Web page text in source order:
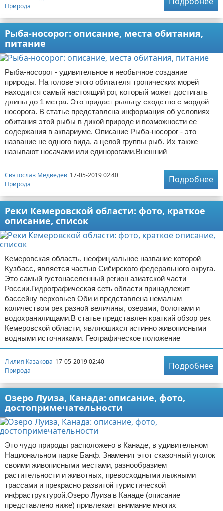
Природа
Рыба-носорог: описание, места обитания,
питание
Рыба-носорог - удивительное и необычное создание
природы. На голове этого обитателя тропических морей
находится самый настоящий рог, который может достигать
длины до 1 метра. Это придает рыльцу сходство с мордой
носорога. В статье представлена информация об условиях
обитания этой рыбы в дикой природе и возможности ее
содержания в аквариуме. Описание Рыба-носорог - это
название не одного вида, а целой группы рыб. Их также
называют носачами или единорогами.Внешний
Святослав Медведев 17-05-2019 02:40
Природа
Подробнее
Реки Кемеровской области: фото, краткое
описание, список
Кемеровская область, неофициальное название которой
Кузбасс, является частью Сибирского федерального округа.
Это самый густонаселенный регион азиатской части
России.Гидрографическая сеть области принадлежит
бассейну верховьев Оби и представлена немалым
количеством рек разной величины, озерами, болотами и
водохранилищами.В статье представлен краткий обзор рек
Кемеровской области, являющихся истинно живописными
водными источниками. Географическое положение
Лилия Казакова 17-05-2019 02:40
Природа
Подробнее
Озеро Луиза, Канада: описание, фото,
достопримечательности
Это чудо природы расположено в Канаде, в удивительном
Национальном парке Банф. Знаменит этот сказочный уголок
своими живописными местами, разнообразием
растительности и животных, превосходными лыжными
трассами и прекрасно развитой туристической
инфраструктурой.Озеро Луиза в Канаде (описание
представлено ниже) привлекает внимание многих